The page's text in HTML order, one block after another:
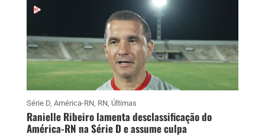
Série D, América-RN, RN, Últimas
Ranielle Ribeiro lamenta desclassificação do
América-RN na Série D e assume culpa